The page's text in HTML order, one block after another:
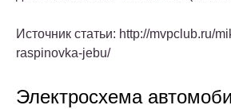
Источник статьи: http://mvpclub.ru/
raspinovka-jebu/
Электросхема